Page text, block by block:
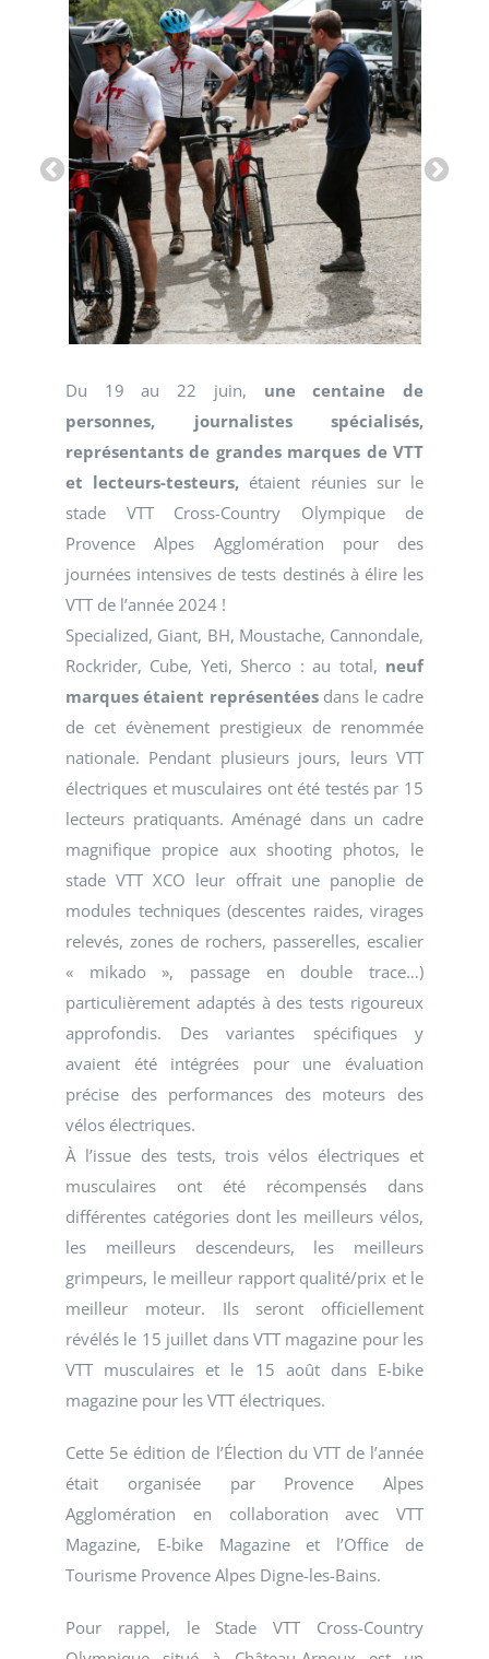
Du 19 au 22 juin, une centaine de
personnes, journalistes spécialisés,
représentants de grandes marques de VTT
et lecteurs-testeurs, étaient réunies sur le
stade VTT Cross-Country Olympique de
Provence Alpes Agglomération pour des
journées intensives de tests destinés à élire les
VTT de l’année 2024 !
Specialized, Giant, BH, Moustache, Cannondale,
Rockrider, Cube, Yeti, Sherco : au total, neuf
marques étaient représentéesdans le cadre
de cet évènement prestigieux de renommée
nationale. Pendant plusieurs jours, leurs VTT
électriques et musculaires ont été testés par 15
lecteurs pratiquants. Aménagé dans un cadre
magnifique propice aux shooting photos, le
stade VTT XCO leur offrait une panoplie de
modules techniques (descentes raides, virages
relevés, zones de rochers, passerelles, escalier
« mikado », passage en double trace…)
particulièrement adaptés à des tests rigoureux
approfondis. Des variantes spécifiques y
avaient été intégrées pour une évaluation
précise des performances des moteurs des
vélos électriques.
À l’issue des tests, trois vélos électriques et
musculaires ont été récompensés dans
différentes catégories dont les meilleurs vélos,
les meilleurs descendeurs, les meilleurs
grimpeurs, le meilleur rapport qualité/prix et le
meilleur moteur. Ils seront officiellement
révélés le 15 juillet dans VTT magazine pour les
VTT musculaires et le 15 août dans E-bike
magazine pour les VTT électriques.
Cette 5e édition de l’Élection du VTT de l’année
était organisée par Provence Alpes
Agglomération en collaboration avec VTT
Magazine, E-bike Magazine et l’Office de
Tourisme Provence Alpes Digne-les-Bains.
Pour rappel, le Stade VTT Cross-Country